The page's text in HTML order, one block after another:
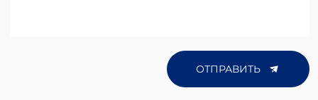
ОТПРАВИТЬ